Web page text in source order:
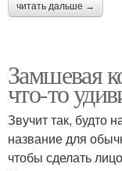
читать дальше →
Замшевая
что-то
Звучит так, будто
название для
чтобы сделать